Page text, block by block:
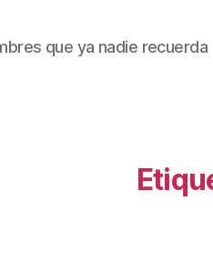
que ya nadie recuerda